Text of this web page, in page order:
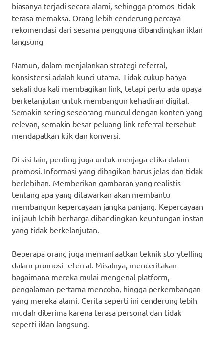
biasanya terjadi secara alami, sehingga promosi tidak
terasa memaksa. Orang lebih cenderung percaya
rekomendasi dari sesama pengguna dibandingkan iklan
langsung.
Namun, dalam menjalankan strategi referral,
konsistensi adalah kunci utama. Tidak cukup hanya
sekali dua kali membagikan link, tetapi perlu ada upaya
berkelanjutan untuk membangun kehadiran digital.
Semakin sering seseorang muncul dengan konten yang
relevan, semakin besar peluang link referral tersebut
mendapatkan klik dan konversi.
Di sisi lain, penting juga untuk menjaga etika dalam
promosi. Informasi yang dibagikan harus jelas dan tidak
berlebihan. Memberikan gambaran yang realistis
tentang apa yang ditawarkan akan membantu
membangun kepercayaan jangka panjang. Kepercayaan
ini jauh lebih berharga dibandingkan keuntungan instan
yang tidak berkelanjutan.
Beberapa orang juga memanfaatkan teknik storytelling
dalam promosi referral. Misalnya, menceritakan
bagaimana mereka mulai mengenal platform,
pengalaman pertama mencoba, hingga perkembangan
yang mereka alami. Cerita seperti ini cenderung lebih
mudah diterima karena terasa personal dan tidak
seperti iklan langsung.